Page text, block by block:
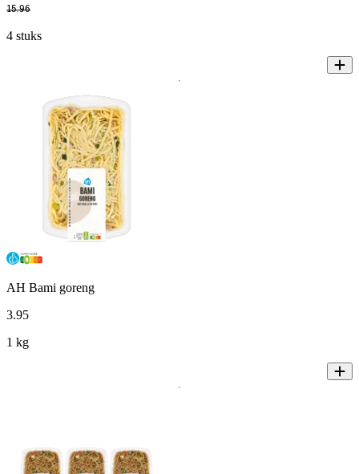
15.96
4 stuks
AH Bami goreng
3.95
1 kg